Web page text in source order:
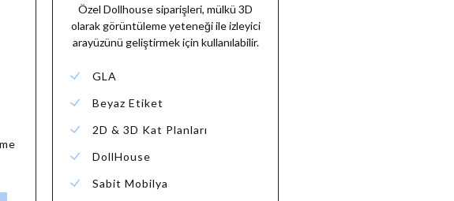
Özel Dollhouse siparişleri, mülkü 3D
olarak görüntüleme yeteneği ile izleyici
arayüzünü geliştirmek için kullanılabilir.
GLA
Beyaz Etiket
2D & 3D Kat Planları
DollHouse
Sabit Mobilya